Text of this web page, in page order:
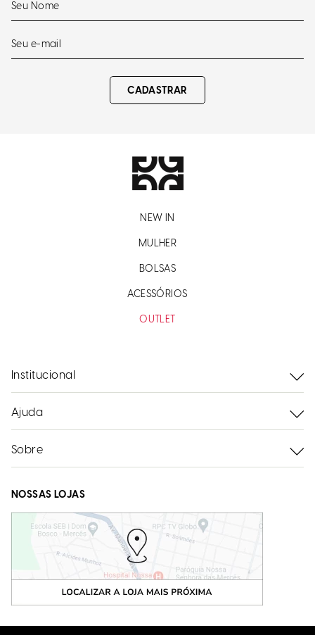
CADASTRAR
NEW IN
MULHER
BOLSAS
ACESSÓRIOS
OUTLET
Institucional
Ajuda
Sobre
NOSSAS LOJAS